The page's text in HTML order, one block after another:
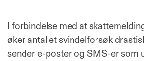
I forbindelse med at
øker antallet svindelforsøk
sender e-poster og SMS-er som